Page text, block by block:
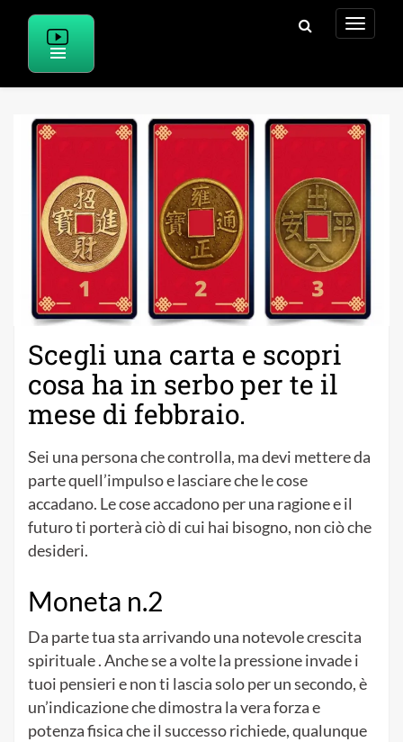
Scegli una carta e scopri
cosa ha in serbo per te il
mese di febbraio.
Sei una persona che controlla, ma devi mettere da
parte quell’impulso e lasciare che le cose
accadano. Le cose accadono per una ragione e il
futuro ti porterà ciò di cui hai bisogno, non ciò che
desideri.
Moneta n.2
Da parte tua sta arrivando una notevole crescita
spirituale . Anche se a volte la pressione invade i
tuoi pensieri e non ti lascia solo per un secondo, è
un’indicazione che dimostra la vera forza e
potenza fisica che il successo richiede, qualunque